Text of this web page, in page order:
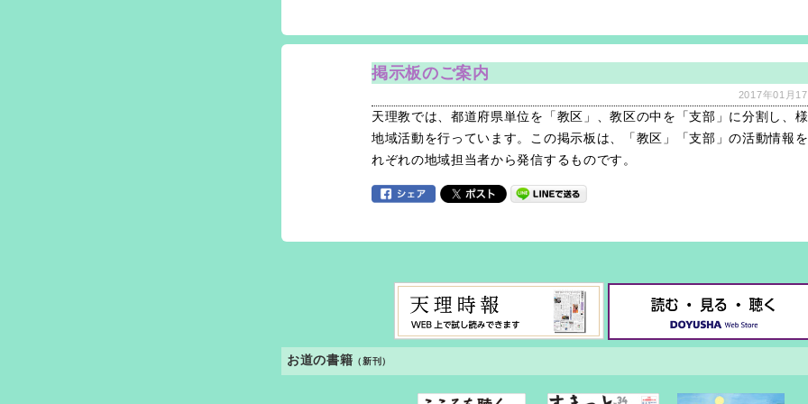
掲示板のご案内
2017年01月
天理教では、都道府県単位を「教区」、教区の中を「支部」に分割し、
地域活動を行っています。この掲示板は、「教区」「支部」の活動情報
れぞれの地域担当者から発信するものです。
お道の書籍 （新刊）